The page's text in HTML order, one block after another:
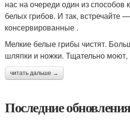
нас на очереди один из способов
белых грибов. И так, встречайте
консервированные .
Мелкие белые грибы чистят.
шляпки и ножки. Тщательно моют,
читать дальше →
Последние